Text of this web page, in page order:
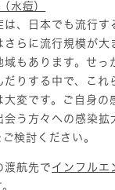
水痘）
は、日本でも流行す
さらに流行規模が大
域もあります。せっ
だりする中で、これ
大変です。ご自身の
会う方々への感染拡
検討ください。
渡航先で インフルエ